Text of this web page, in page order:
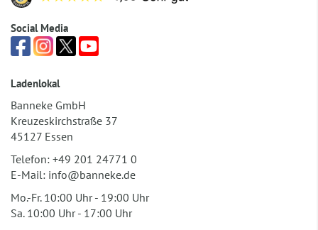
Social Media
Ladenlokal
Banneke GmbH
Kreuzeskirchstraße 37
45127 Essen
Telefon: +49 201 24771 0
E-Mail: info@banneke.de
Mo.-Fr. 10:00 Uhr - 19:00 Uhr
Sa. 10:00 Uhr - 17:00 Uhr